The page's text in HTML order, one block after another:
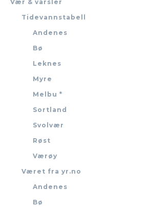
Vær & varsler
Tidevannstabell
Andenes
Bø
Leknes
Myre
Melbu *
Sortland
Svolvær
Røst
Værøy
Været fra yr.no
Andenes
Bø